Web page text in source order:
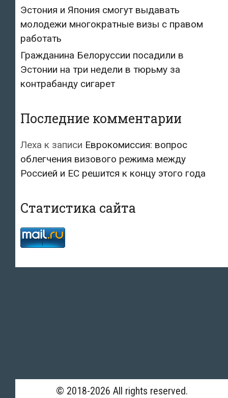
Эстония и Япония смогут выдавать
молодежи многократные визы с правом
работать
Гражданина Белоруссии посадили в
Эстонии на три недели в тюрьму за
контрабанду сигарет
Последние комментарии
Леха к записи Еврокомиссия: вопрос
облегчения визового режима между
Россией и ЕС решится к концу этого года
Статистика сайта
© 2018-2026 All rights reserved.